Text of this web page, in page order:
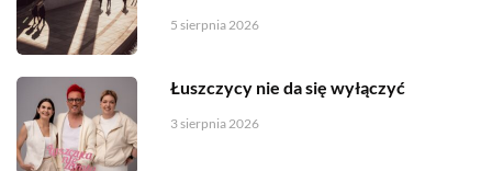
5 sierpnia 2026
Łuszczycy nie da się wyłączyć
3 sierpnia 2026